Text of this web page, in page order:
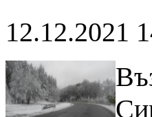
12.12.2021